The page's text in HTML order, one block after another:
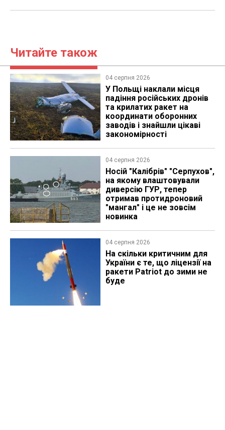
Читайте також
04 серпня 2026
У Польщі наклали місця
падіння російських дронів
та крилатих ракет на
координати оборонних
заводів і знайшли цікаві
закономірності
04 серпня 2026
Носій "Калібрів" "Серпухов",
на якому влаштовували
диверсію ГУР, тепер
отримав протидроновий
"мангал" і це не зовсім
новинка
04 серпня 2026
На скільки критичним для
України є те, що ліцензії на
ракети Patriot до зими не
буде